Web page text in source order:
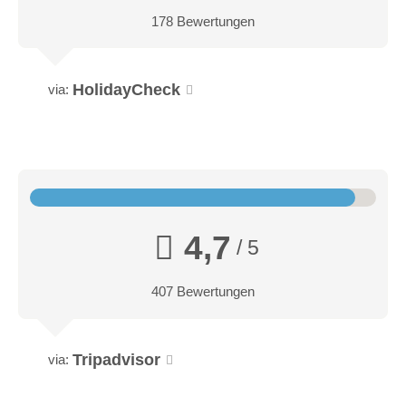
178 Bewertungen
via: HolidayCheck
4,7 / 5
407 Bewertungen
via: Tripadvisor